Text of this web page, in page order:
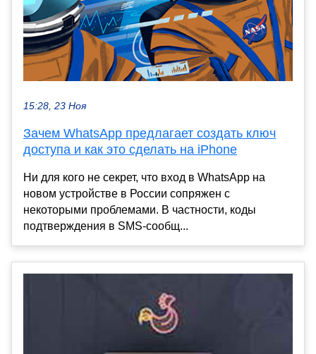
15:28, 23 Ноя
Зачем WhatsApp предлагает создать ключ
доступа и как это сделать на iPhone
Ни для кого не секрет, что вход в WhatsApp на
новом устройстве в России сопряжен с
некоторыми проблемами. В частности, коды
подтверждения в SMS-сообщ...